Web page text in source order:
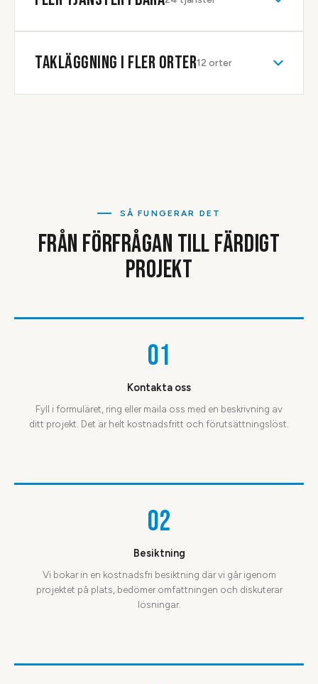
TAKLÄGGNING I FLER ORTER12 orter
SÅ FUNGERAR DET
FRÅN FÖRFRÅGAN TILL FÄRDIGT
PROJEKT
01
Kontakta oss
Fyll i formuläret, ring eller maila oss med en beskrivning av
ditt projekt. Det är helt kostnadsfritt och förutsättningslöst.
02
Besiktning
Vi bokar in en kostnadsfri besiktning där vi går igenom
projektet på plats, bedömer omfattningen och diskuterar
lösningar.